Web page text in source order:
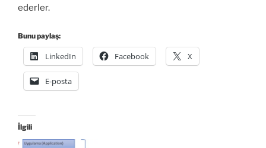
ederler.
Bunu paylaş:
LinkedIn Facebook X
E-posta
İlgili